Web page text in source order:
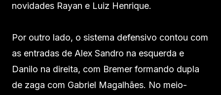
novidades Rayan e Luiz Henrique.
Por outro lado, o sistema defensivo contou com
as entradas de Alex Sandro na esquerda e
Danilo na direita, com Bremer formando dupla
de zaga com Gabriel Magalhães. No meio-